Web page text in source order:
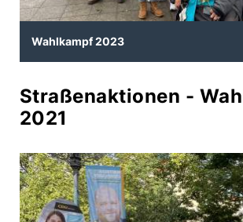
Wahlkampf 2023
Straßenaktionen -
2021